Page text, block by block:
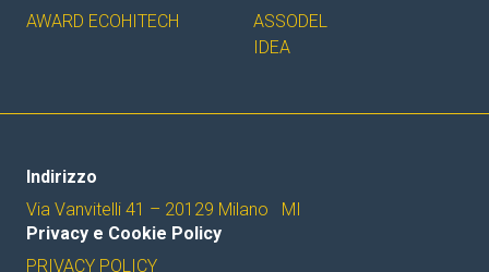
AWARD ECOHITECH
ASSODEL
IDEA
Indirizzo
Via Vanvitelli 41 – 20129 Milano MI
Privacy e Cookie Policy
PRIVACY POLICY